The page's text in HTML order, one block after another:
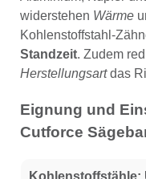
widerstehen Wärme
Kohlenstoffstahl-
Standzeit. Zudem
Herstellungsartdas
Eignung und
Cutforce